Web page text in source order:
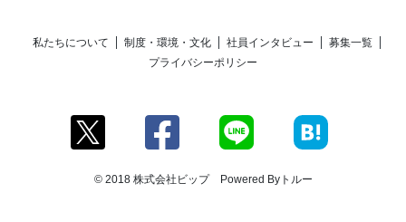
私たちについて 制度・環境・文化 社員インタビュー
募集一覧
プライバシーポリシー
© 2018 株式会社ビップ Powered Byトルー